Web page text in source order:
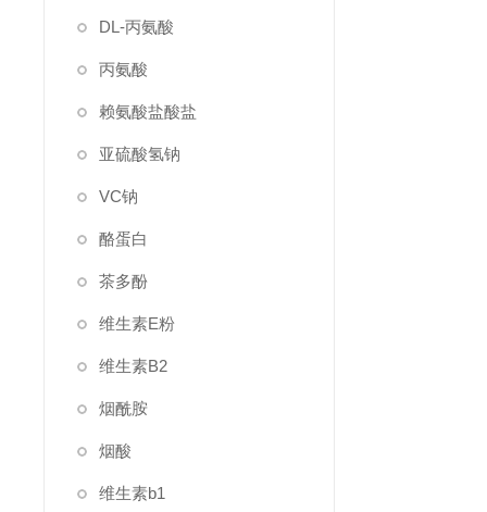
DL-丙氨酸
丙氨酸
赖氨酸盐酸盐
亚硫酸氢钠
VC钠
酪蛋白
茶多酚
维生素E粉
维生素B2
烟酰胺
烟酸
维生素b1